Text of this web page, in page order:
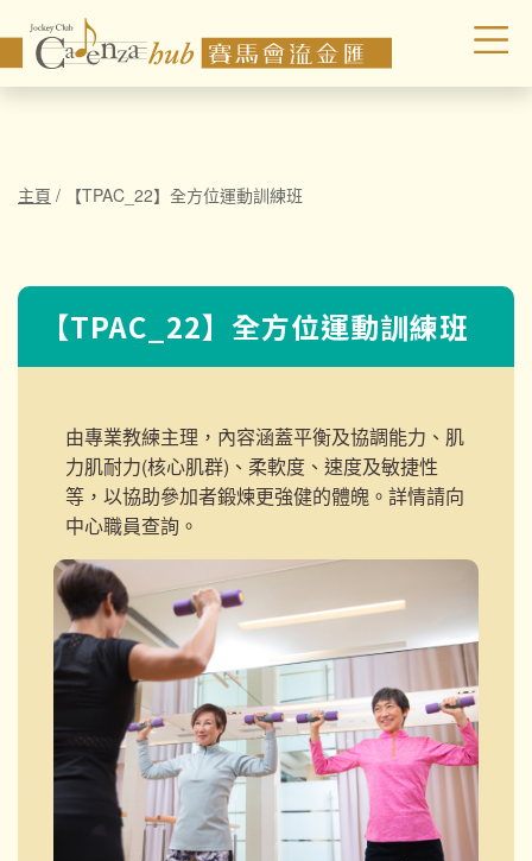
主頁 / 【TPAC_22】全方位運動訓練班
【TPAC_22】全方位運動訓練班
由專業教練主理，內容涵蓋平衡及協調能力、肌
力肌耐力(核心肌群)、柔軟度、速度及敏捷性
等，以協助參加者鍛煉更強健的體魄。詳情請向
中心職員查詢。